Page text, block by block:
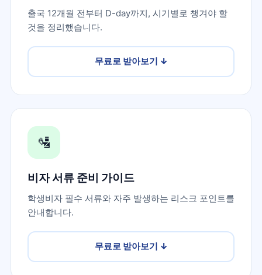
출국 12개월 전부터 D-day까지, 시기별로 챙겨야 할
것을 정리했습니다.
무료로 받아보기 ↓
🛂
비자 서류 준비 가이드
학생비자 필수 서류와 자주 발생하는 리스크 포인트를
안내합니다.
무료로 받아보기 ↓